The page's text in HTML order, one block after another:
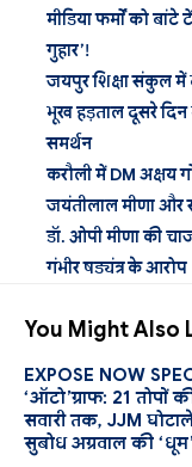
मीडिया फर्मों को
गुहार’!
जयपुर शिक्षा संकुल में
भूख हड़ताल दूसरे दिन
समर्थन
करौली में DM अक्षय
जयंतीलाल मीणा और
डॉ. ओपी मीणा की
गंभीर षड्यंत्र के आरोप
You Might Also
EXPOSE NOW
‘ऑटो’ग्राफ: 21 तोपों
सवारी तक, JJM
सुबोध अग्रवाल की